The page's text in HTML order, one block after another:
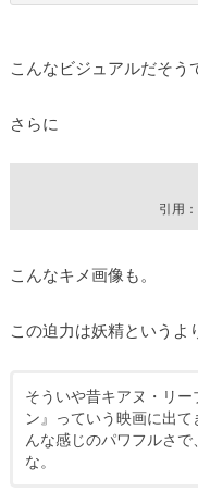
こんなビジュアルだそう
さらに
引用
こんなキメ画像も。
この迫力は妖精というよ
そういや昔キアヌ・リ
ン』っていう映画に出
んな感じのパワフルさ
な。